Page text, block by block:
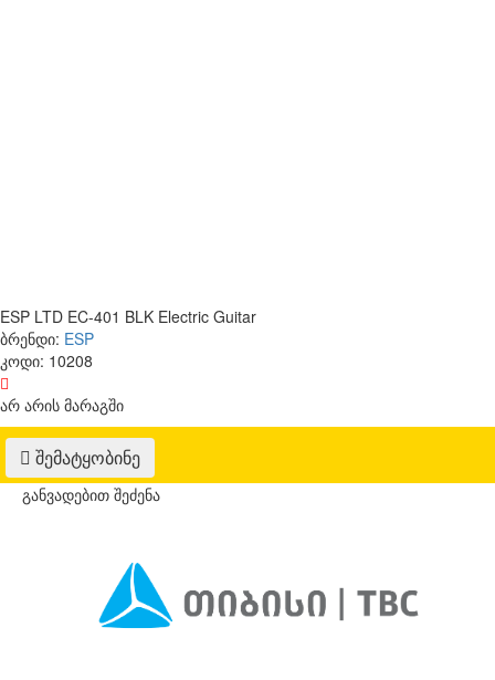
ESP LTD EC-401 BLK Electric Guitar
ბრენდი: ESP
კოდი: 10208
არ არის მარაგში
შემატყობინე
განვადებით შეძენა